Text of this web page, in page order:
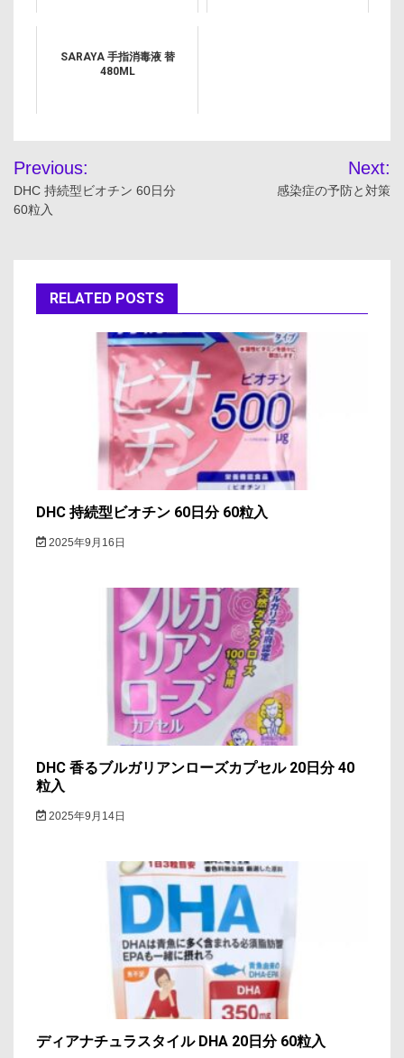
SARAYA 手指消毒液 替
480ML
投
稿
ゲ
Previous:
DHC 持続型ビオチン 60日分
60粒入
Next:
感染症の予防と対策
RELATED POSTS
DHC 持続型ビオチン 60日分 60粒入
2025年9月16日
DHC 香るブルガリアンローズカプセル 20日分 40
粒入
2025年9月14日
ディアナチュラスタイル DHA 20日分 60粒入